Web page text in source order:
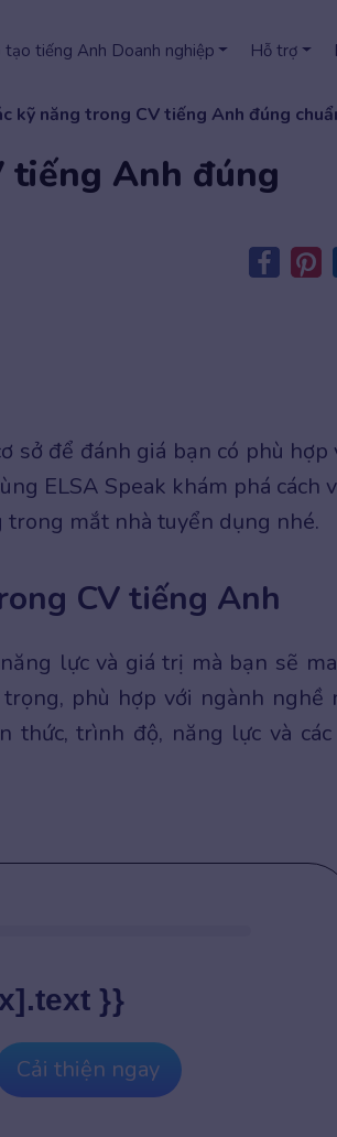
tiếng Anh Doanh nghiệp Hỗ trợ
kỹ năng trong CV tiếng Anh đúng
tiếng Anh đúng
sở để đánh giá bạn có phù hợp
ELSA Speak khám phá cách
mắt nhà tuyển dụng nhé.
CV tiếng Anh
lực và giá trị mà bạn sẽ
phù hợp với ngành nghề
thức, trình độ, năng lực và
}}
Cải thiện ngay